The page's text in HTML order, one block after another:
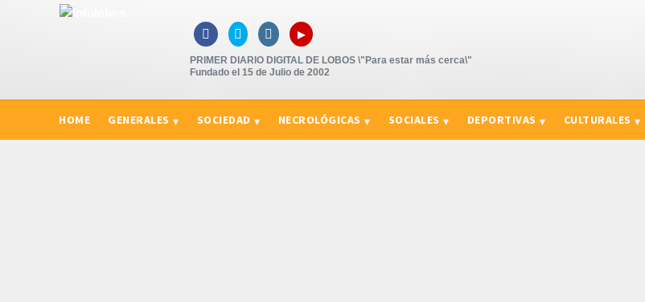
   ▸
PRIMER DIARIO DIGITAL DE LOBOS \"Para estar más cerca\"
Fundado el 15 de Julio de 2002
HOME GENERALES SOCIEDAD NECROLÓGICAS SOCIALES DEPORTIVAS CULTURALES